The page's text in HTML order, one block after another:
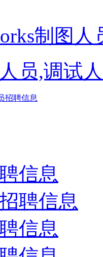
制图人
员,调试
招聘信息
信息
聘信息
信息